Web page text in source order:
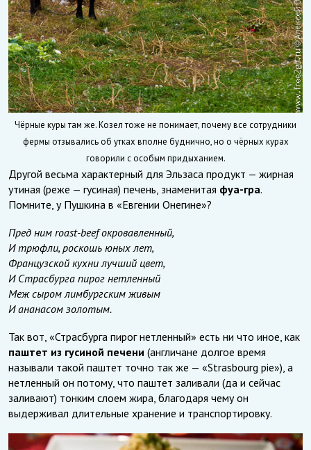
Чёрные куры там же. Козел тоже не понимает, почему все сотрудники
фермы отзывались об утках вполне буднично, но о чёрных курах
говорили с особым придыханием.
Другой весьма характерный для Эльзаса продукт — жирная
утиная (реже — гусиная) печень, знаменитая фуа-гра.
Помните, у Пушкина в «Евгении Онегине»?
Пред ним roast-beef окровавленный,
И трюфли, роскошь юных лет,
Французской кухни лучший цвет,
И Страсбурга пирог нетленный
Меж сыром лимбургским живым
И ананасом золотым.
Так вот, «Страсбурга пирог нетленный» есть ни что иное, как
паштет из гусиной печени (англичане долгое время
называли такой паштет точно так же — «Strasbourg pie»), а
нетленный он потому, что паштет заливали (да и сейчас
заливают) тонким слоем жира, благодаря чему он
выдерживал длительные хранение и транспортировку.